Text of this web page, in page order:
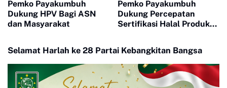
Pemko Payakumbuh
Dukung HPV Bagi ASN
dan Masyarakat
Pemko Payakumbuh
Dukung Percepatan
Sertifikasi Halal Produk
Selamat Harlah ke 28 Partai Kebangkitan Bangsa